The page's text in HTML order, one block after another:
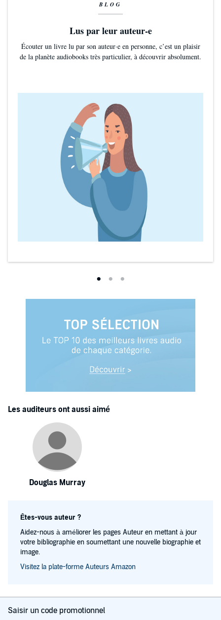
BLOG
Lus par leur auteur-e
Écouter un livre lu par son auteur·e en personne, c’est un plaisir
de la planète audiobooks très particulier, à découvrir absolument.
Les auditeurs ont aussi aimé
Douglas Murray
Êtes-vous auteur ?
Aidez-nous à améliorer les pages Auteur en mettant à jour
votre bibliographie en soumettant une nouvelle biographie et
image.
Visitez la plate-forme Auteurs Amazon
Saisir un code promotionnel